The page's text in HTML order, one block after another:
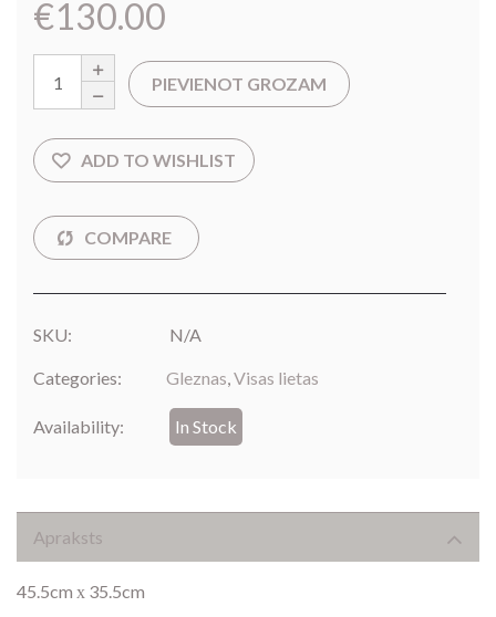
€130.00
PIEVIENOT GROZAM
SKU: N/A
Categories: Gleznas,Visas lietas
Availability: In Stock
Apraksts
45.5cm х 35.5cm